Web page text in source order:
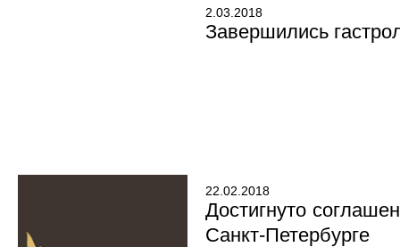
2.03.2018
Завершились
22.02.2018
Достигнуто
Санкт-Петербурге